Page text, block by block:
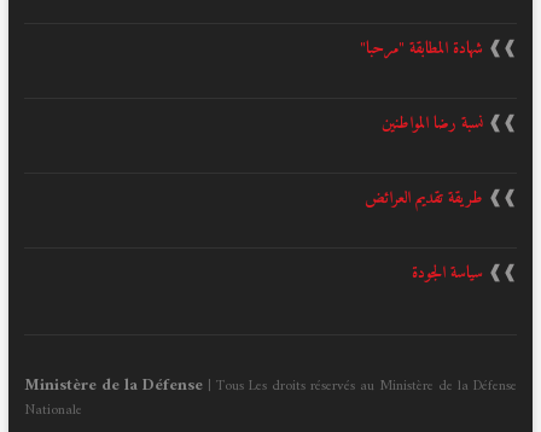
❱❱ شهادة المطابقة "مرحبا"
❱❱ نسبة رضا المواطنين
❱❱ طريقة تقديم العرائض
❱❱ سياسة الجودة
Ministère de la Défense| Tous Les droits réservés au Ministère de la Défense
Nationale